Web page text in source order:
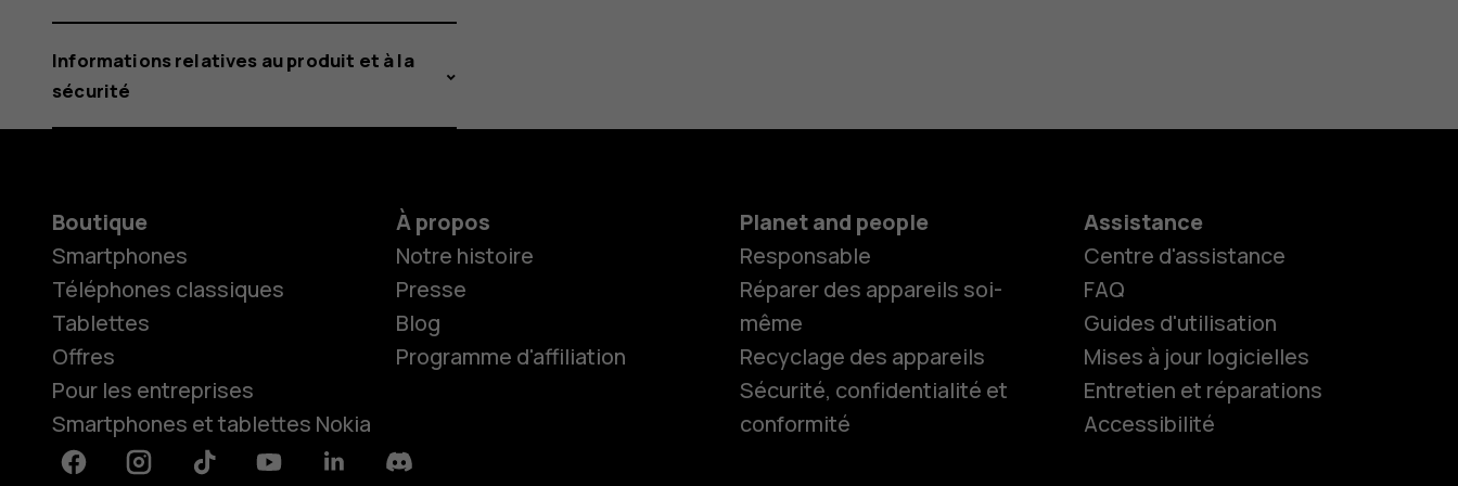
Smartphones
Informations relatives au produit et à la
sécurité
Boutique
Smartphones
Téléphones classiques
Tablettes
Offres
Pour les entreprises
Smartphones et tablettes Nokia
À propos
Notre histoire
Presse
Blog
Programme d'affiliation
Planet and people
Responsable
Réparer des appareils soi-
même
Recyclage des appareils
Sécurité, confidentialité et
conformité
Assistance
Centre d'assistance
FAQ
Guides d'utilisation
Mises à jour logicielles
Entretien et réparations
Accessibilité
FacebookInstagramTiktok YoutubeLinkedinDiscord